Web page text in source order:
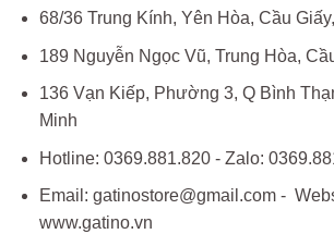
68/36 Trung Kính, Yên Hòa, Cầu
189 Nguyễn Ngọc Vũ, Trung Hòa,
136 Vạn Kiếp, Phường 3, Q Bình
Minh
Hotline: 0369.881.820 - Zalo:
Email: gatinostore@gmail.com -
www.gatino.vn